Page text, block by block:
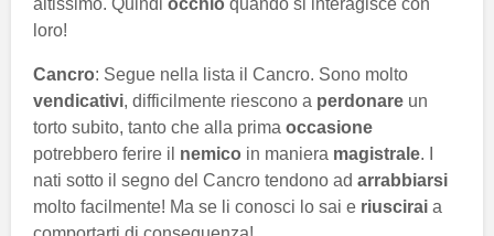
altissimo. Quindi occhio quando si interagisce con
loro!
Cancro: Segue nella lista il Cancro. Sono molto
vendicativi, difficilmente riescono a perdonare un
torto subito, tanto che alla prima occasione
potrebbero ferire il nemico in maniera magistrale. I
nati sotto il segno del Cancro tendono ad arrabbiarsi
molto facilmente! Ma se li conosci lo sai e riuscirai a